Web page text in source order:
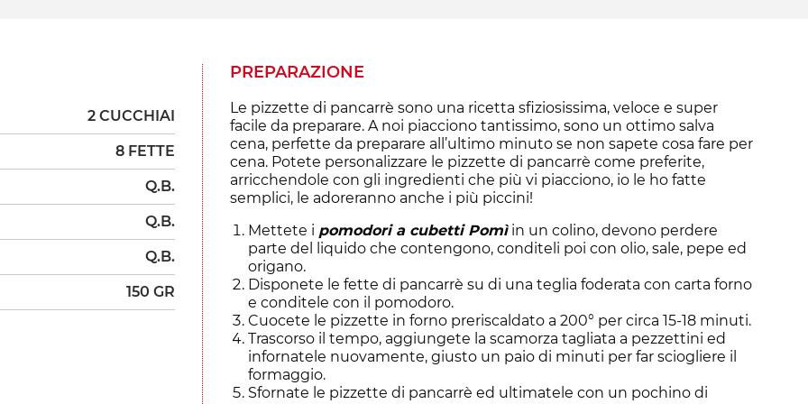
2 CUCCHIAI
8 FETTE
Q.B.
Q.B.
Q.B.
150 GR
PREPARAZIONE
Le pizzette di pancarrè sono una ricetta sfiziosissima, veloce e super
facile da preparare. A noi piacciono tantissimo, sono un ottimo salva
cena, perfette da preparare all’ultimo minuto se non sapete cosa fare per
cena. Potete personalizzare le pizzette di pancarrè come preferite,
arricchendole con gli ingredienti che più vi piacciono, io le ho fatte
semplici, le adoreranno anche i più piccini!
Mettete i pomodori a cubetti Pomìin un colino, devono perdere
parte del liquido che contengono, conditeli poi con olio, sale, pepe ed
origano.
Disponete le fette di pancarrè su di una teglia foderata con carta forno
e conditele con il pomodoro.
Cuocete le pizzette in forno preriscaldato a 200° per circa 15-18 minuti.
Trascorso il tempo, aggiungete la scamorza tagliata a pezzettini ed
infornatele nuovamente, giusto un paio di minuti per far sciogliere il
formaggio.
Sfornate le pizzette di pancarrè ed ultimatele con un pochino di